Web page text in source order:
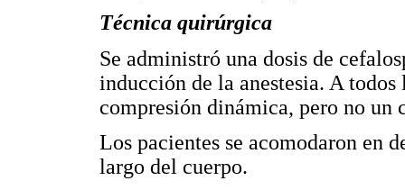
Técnica quirúrgica
Se administró una dosis de
inducción de la anestesia. A
compresión dinámica, pero no un
Los pacientes se acomodaron en
largo del cuerpo.